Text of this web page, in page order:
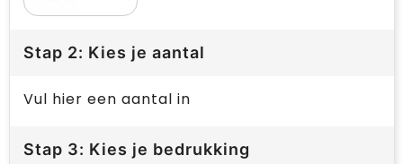
Stap 2: Kies je aantal
Vul hier een aantal in
Stap 3: Kies je bedrukking